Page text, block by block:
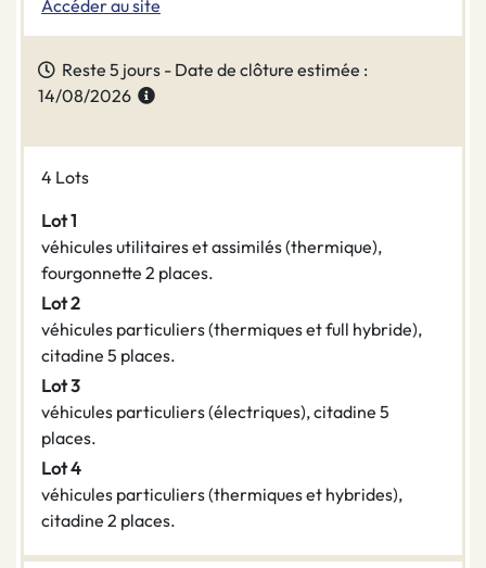
Accéder au site
Reste 5 jours - Date de clôture estimée :
14/08/2026
4 Lots
Lot 1
véhicules utilitaires et assimilés (thermique),
fourgonnette 2 places.
Lot 2
véhicules particuliers (thermiques et full hybride),
citadine 5 places.
Lot 3
véhicules particuliers (électriques), citadine 5
places.
Lot 4
véhicules particuliers (thermiques et hybrides),
citadine 2 places.